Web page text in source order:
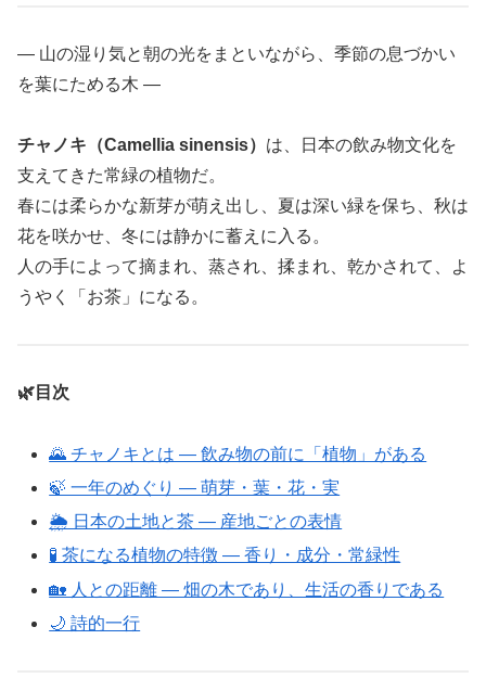
― 山の湿り気と朝の光をまといながら、季節の息づかい
を葉にためる木 ―
チャノキ（Camellia sinensis） は、日本の飲み物文化を
支えてきた常緑の植物だ。
春には柔らかな新芽が萌え出し、夏は深い緑を保ち、秋は
花を咲かせ、冬には静かに蓄えに入る。
人の手によって摘まれ、蒸され、揉まれ、乾かされて、よ
うやく「お茶」になる。
🌿目次
🌄 チャノキとは ― 飲み物の前に「植物」がある
🍃 一年のめぐり ― 萌芽・葉・花・実
🌦 日本の土地と茶 ― 産地ごとの表情
🧪 茶になる植物の特徴 ― 香り・成分・常緑性
🏡 人との距離 ― 畑の木であり、生活の香りである
🌙 詩的一行